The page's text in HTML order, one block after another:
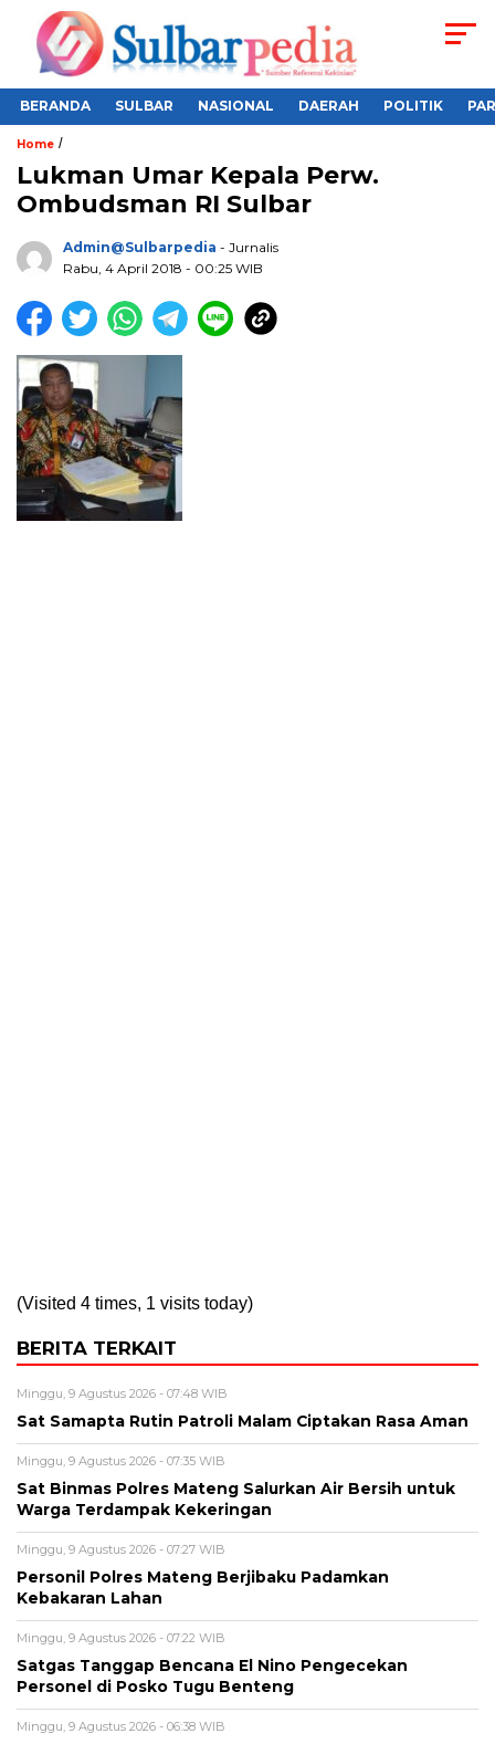
BERANDA SULBAR NASIONAL DAERAH POLITIK
Home /
Lukman Umar Kepala Perw.
Ombudsman RI Sulbar
Admin@sulbarpedia - Jurnalis
Rabu, 4 April 2018 - 00:25 WIB
(Visited 4 times, 1 visits today)
BERITA TERKAIT
Minggu, 9 Agustus 2026 - 07:48 WIB
Sat Samapta Rutin Patroli Malam Ciptakan Rasa Aman
Minggu, 9 Agustus 2026 - 07:35 WIB
Sat Binmas Polres Mateng Salurkan Air Bersih untuk
Warga Terdampak Kekeringan
Minggu, 9 Agustus 2026 - 07:27 WIB
Personil Polres Mateng Berjibaku Padamkan
Kebakaran Lahan
Minggu, 9 Agustus 2026 - 07:22 WIB
Satgas Tanggap Bencana El Nino Pengecekan
Personel di Posko Tugu Benteng
Minggu, 9 Agustus 2026 - 06:38 WIB